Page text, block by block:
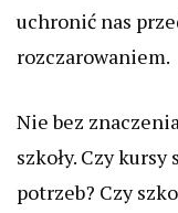
uchronić nas
rozczarowaniem.
Nie bez
szkoły. Czy
potrzeb? Czy